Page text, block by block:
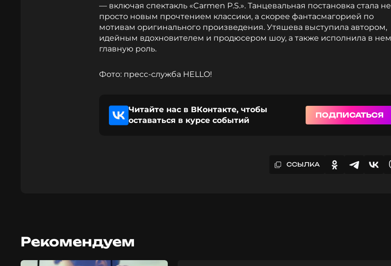
— включая спектакль «Carmen P.S.». Танцевальная постановка стала не
просто новым прочтением классики, а скорее фантасмагорией по
мотивам оригинального произведения. Утяшева выступила автором,
идейным вдохновителем и продюсером шоу, а также исполнила в нем
главную роль.
Фото: пресс-служба HELLO!
Читайте нас в ВКонтакте, чтобы
оставаться в курсе событий
ПОДПИСАТЬСЯ
ССЫЛКА
Рекомендуем